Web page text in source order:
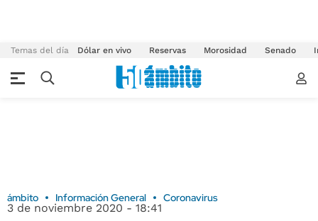
Temas del día Dólar en vivo Reservas Morosidad Senado
ámbito Información General Coronavirus
3 de noviembre 2020 - 18:41